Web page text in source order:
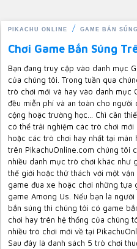
PIKACHU ONLINE GAME BẮN SÚNG
Chơi Game Bắn Súng
Bạn đang truy cập vào danh mục
của chúng tôi. Trong tuần qua
trò chơi mới và hay vào danh mục
đều miễn phí và an toàn cho người
cộng hoặc trường học... Chì cần
có thể trải nghiệm các trò chơi
hoặc các trò chơi hay nhất tại màn
trên PikachuOnline.com chúng tôi
nhiều danh mục trò chơi khác như
thế giới hoặc thử thách với một
game đua xe hoặc chơi những tựa
game Among Us. Nếu bạn là
bắn súng thì chúng tôi có game
chơi hay trên hệ thống của chúng
nhiều trò chơi mới về tại
Sau đây là danh sách 5 trò chơi